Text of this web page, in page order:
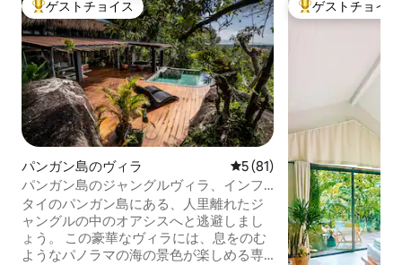
大好評のゲストチョイスです。
ゲストチョイス
パンガン島のヴィラ レビュー81件、5つ星中5つ
5 (81)
パンガン島のジャングルヴィラ、インフ
ィニティプール、海の眺め
タイのパンガン島にある、人里離れたジ
ャングルの中のオアシスへと逃避しまし
ょう。 この豪華なヴィラには、息をのむ
ようなパノラマの海の景色が楽しめる専
大好評のゲスト
ゲストチョイス